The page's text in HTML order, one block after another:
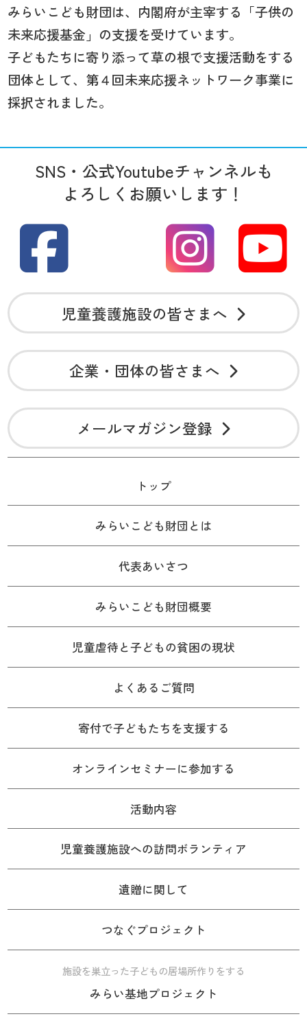
みらいこども財団は、内閣府が主宰する「子供の
未来応援基金」の支援を受けています。
子どもたちに寄り添って草の根で支援活動をする
団体として、第４回未来応援ネットワーク事業に
採択されました。
SNS・公式Youtubeチャンネルも
よろしくお願いします！
児童養護施設の皆さまへ
企業・団体の皆さまへ
メールマガジン登録
トップ
みらいこども財団とは
代表あいさつ
みらいこども財団概要
児童虐待と子どもの貧困の現状
よくあるご質問
寄付で子どもたちを支援する
オンラインセミナーに参加する
活動内容
児童養護施設への訪問ボランティア
遺贈に関して
つなぐプロジェクト
施設を巣立った子どもの居場所作りをする
みらい基地プロジェクト